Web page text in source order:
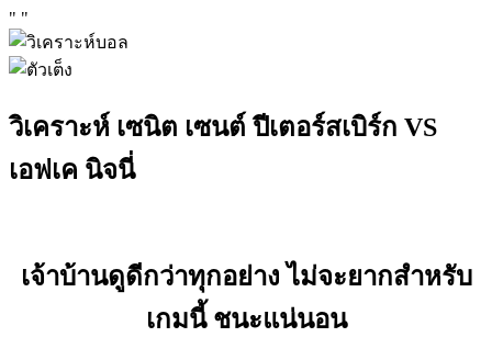
" "
วิเคราะห์ เซนิต เซนต์ ปีเตอร์สเบิร์ก VS
เอฟเค นิจนี่
เจ้าบ้านดูดีกว่าทุกอย่าง ไม่จะยากสำหรับ
เกมนี้ ชนะแน่นอน